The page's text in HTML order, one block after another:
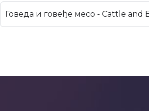
Говеда и говеђе месо - Cattle and